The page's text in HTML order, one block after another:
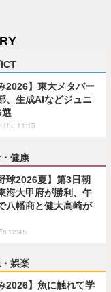
2026】東大メタバー
、生成AIなどジュニ
Thu 11:15
健康
球2026夏】第3日朝
海大甲府が勝利、午
八幡商と健大高崎が
12:45
娯楽
2026】魚に触れて学